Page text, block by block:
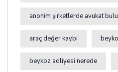
anonim şirketlerde avukat
araç değer kaybı
beykoz adliyesi nerede